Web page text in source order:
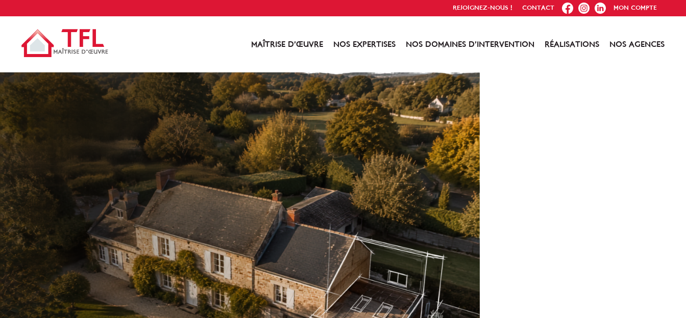
REJOIGNEZ-NOUS ! CONTACT FB IG IN MON COMPTE
MAÎTRISE D’ŒUVRE NOS EXPERTISES NOS DOMAINES D’INTERVENTION RÉALISATIONS NOS AGENCES